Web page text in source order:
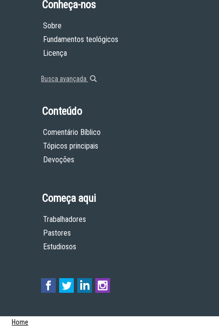
Conheça-nos
Sobre
Fundamentos teológicos
Licença
Busca avançada
Conteúdo
Comentário Bíblico
Tópicos principais
Devoções
Começa aqui
Trabalhadores
Pastores
Estudiosos
Home